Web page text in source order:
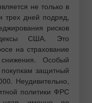
не только в
трех дней подряд,
рисков
США. Это
на страхование
Особый
защитный
Неудивительно,
политики ФРС